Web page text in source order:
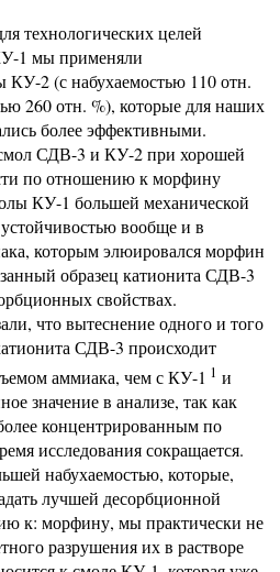
технологических целей
1 мы применяли
2 (с набухаемостью 110 отн.
260 отн. %), которые для наших
более эффективными.
СДВ-3 и КУ-2 при хорошей
по отношению к морфину
КУ-1 большей механической
вообще и в
которым элюировался морфин
образец катионита СДВ-3
свойствах.
что вытеснение одного и того
СДВ-3 происходит
аммиака, чем с КУ-1 1 и
значение в анализе, так как
концентрированным по
исследования сокращается.
набухаемостью, которые,
лучшей десорбционной
к: морфину, мы практически не
разрушения их в растворе